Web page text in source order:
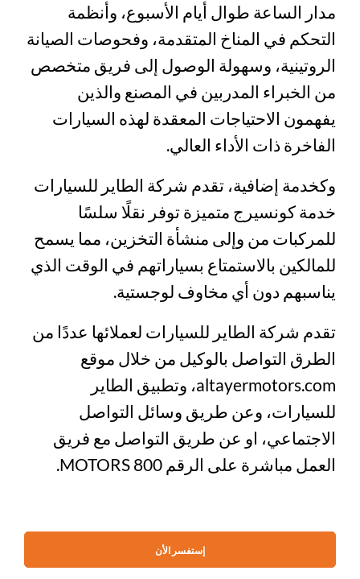
مدار الساعة طوال أيام الأسبوع، وأنظمة
التحكم في المناخ المتقدمة، وفحوصات الصيانة
الروتينية، وسهولة الوصول إلى فريق متخصص
من الخبراء المدربين في المصنع والذين
يفهمون الاحتياجات المعقدة لهذه السيارات
الفاخرة ذات الأداء العالي.
وكخدمة إضافية، تقدم شركة الطاير للسيارات
خدمة كونسيرج متميزة توفر نقلًا سلسًا
للمركبات من وإلى منشأة التخزين، مما يسمح
للمالكين بالاستمتاع بسياراتهم في الوقت الذي
يناسبهم دون أي مخاوف لوجستية.
تقدم شركة الطاير للسيارات لعملائها عددًا من
الطرق التواصل بالوكيل من خلال موقع
altayermotors.com، وتطبيق الطاير
للسيارات، وعن طريق وسائل التواصل
الاجتماعي، او عن طريق التواصل مع فريق
العمل مباشرة على الرقم 800 MOTORS.
إستفسر الأن